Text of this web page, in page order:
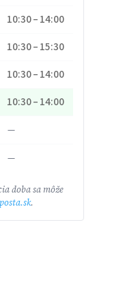
10:30 – 14:00
10:30 – 15:30
10:30 – 14:00
10:30 – 14:00
—
—
doba sa môže
posta.sk.